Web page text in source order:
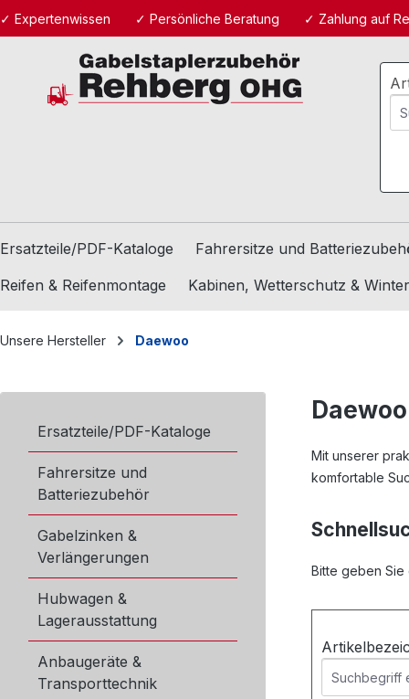
Hauptinhalt springen
Zur Suche springen
Zur Hauptnavigation springen
✓ Expertenwissen ✓ Persönliche Beratung ✓ Zahlung auf
Ersatzteile/PDF-Kataloge Fahrersitze und
Reifen & Reifenmontage
Kabinen, Wetterschutz &
Unsere Hersteller Daewoo
Ersatzteile/PDF-Kataloge
Fahrersitze und
Batteriezubehör
Gabelzinken &
Verlängerungen
Hubwagen &
Lagerausstattung
Anbaugeräte &
Transporttechnik
Mit unserer
komfortable
Bitte geben Sie